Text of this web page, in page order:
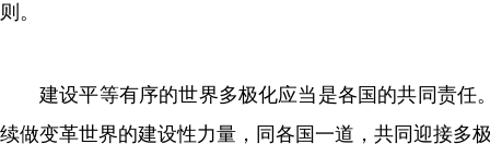
则。
建设平等有序的世界多极化应当是各国的共同责
续做变革世界的建设性力量，同各国一道，共同迎接多